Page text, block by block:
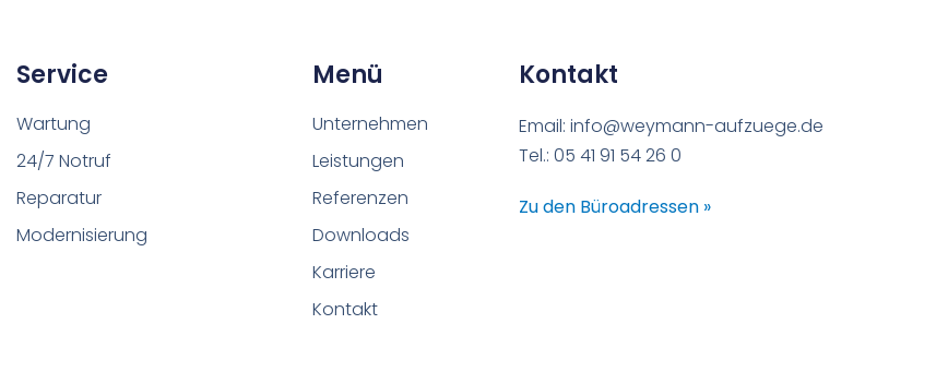
Service
Wartung
24/7 Notruf
Reparatur
Modernisierung
Menü
Unternehmen
Leistungen
Referenzen
Downloads
Karriere
Kontakt
Kontakt
Email: info@weymann-aufzuege.de
Tel.: 05 41 91 54 26 0
Zu den Büroadressen »